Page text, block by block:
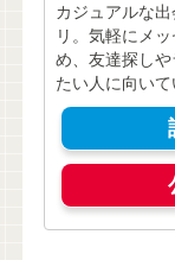
カジュアルな
リ。気軽にメ
め、友達探し
たい人に向いて